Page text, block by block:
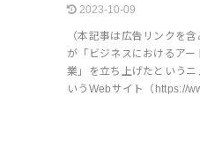
2023-10-09
（本記事は広告リンクを
が「ビジネスにおけるア
業」を立ち上げたという
いうWebサイト（https://